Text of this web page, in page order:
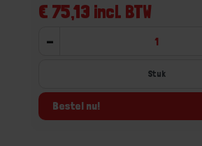
€ 75,13 incl. BTW
-
Stuk
Bestel nu!